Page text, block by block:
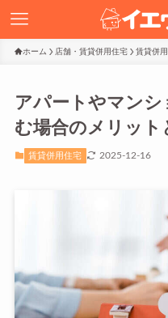
ホーム 店舗・賃貸併用住宅 賃貸併
アパートやマン
む場合のメリッ
賃貸併用住宅 2025-12-16